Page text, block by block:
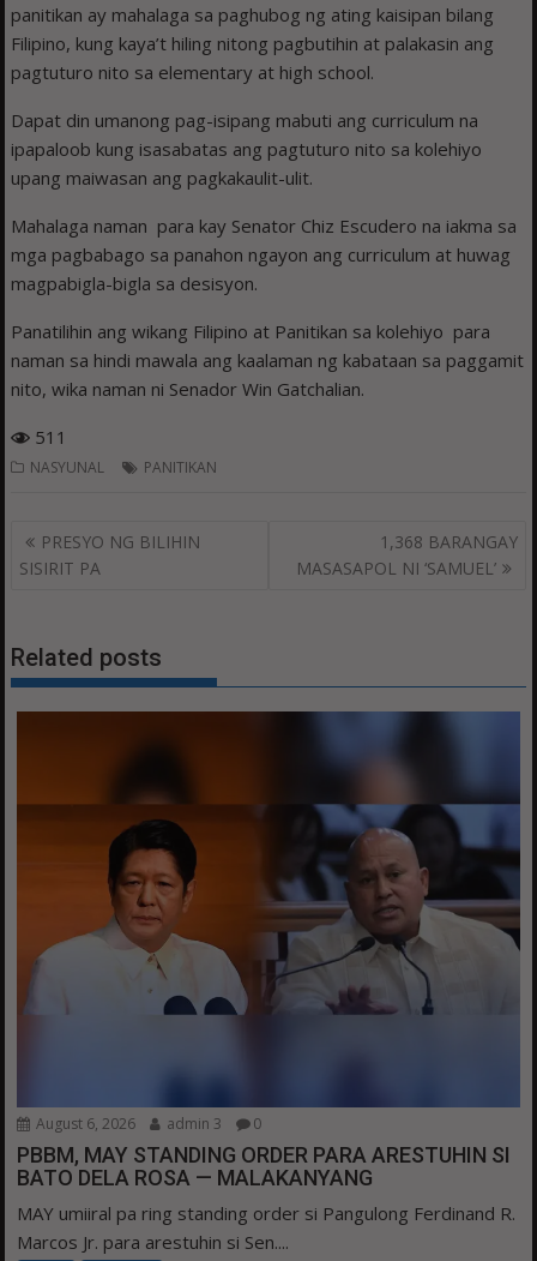
panitikan ay mahalaga sa paghubog ng ating kaisipan bilang
Filipino, kung kaya’t hiling nitong pagbutihin at palakasin ang
pagtuturo nito sa elementary at high school.
Dapat din umanong pag-isipang mabuti ang curriculum na
ipapaloob kung isasabatas ang pagtuturo nito sa kolehiyo
upang maiwasan ang pagkakaulit-ulit.
Mahalaga naman para kay Senator Chiz Escudero na iakma sa
mga pagbabago sa panahon ngayon ang curriculum at huwag
magpabigla-bigla sa desisyon.
Panatilihin ang wikang Filipino at Panitikan sa kolehiyo para
naman sa hindi mawala ang kaalaman ng kabataan sa paggamit
nito, wika naman ni Senador Win Gatchalian.
511
NASYUNAL PANITIKAN
Post
navigation
PRESYO NG BILIHIN
SISIRIT PA
1,368 BARANGAY
MASASAPOL NI ‘SAMUEL’
Related posts
August 6, 2026 admin 3 0
PBBM, MAY STANDING ORDER PARA ARESTUHIN SI
BATO DELA ROSA — MALAKANYANG
MAY umiiral pa ring standing order si Pangulong Ferdinand R.
Marcos Jr. para arestuhin si Sen....